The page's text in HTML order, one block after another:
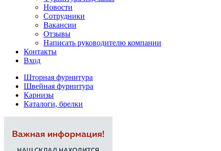
Новости
Сотрудники
Вакансии
Отзывы
Написать руководителю компании
Контакты
Вход
Шторная фурнитура
Швейная фурнитура
Карнизы
Каталоги, брелки